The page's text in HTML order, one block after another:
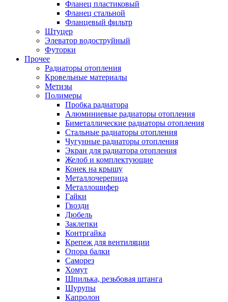
Фланец пластиковый
Фланец стальной
Фланцевый фильтр
Штуцер
Элеватор водоструйный
Футорки
Прочее
Радиаторы отопления
Кровельные материалы
Метизы
Полимеры
Пробка радиатора
Алюминиевые радиаторы отопления
Биметаллические радиаторы отопления
Стальные радиаторы отопления
Чугунные радиаторы отопления
Экран для радиатора отопления
Желоб и комплектующие
Конек на крышу
Металлочерепица
Металлошифер
Гайки
Гвозди
Дюбель
Заклепки
Контргайка
Крепеж для вентиляции
Опора балки
Саморез
Хомут
Шпилька, резьбовая штанга
Шурупы
Капролон